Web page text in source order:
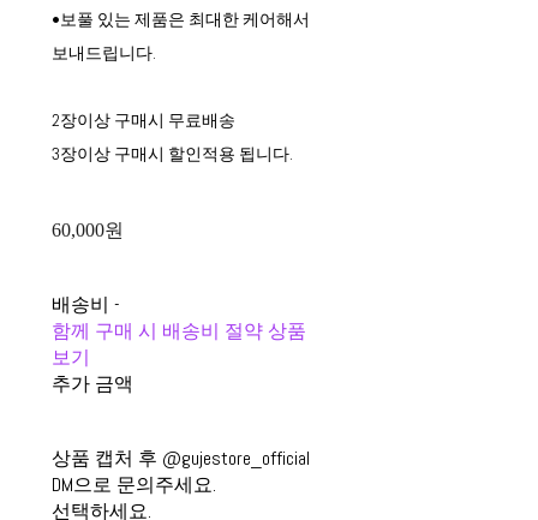
•보풀 있는 제품은 최대한 케어해서
보내드립니다.
2장이상 구매시 무료배송
3장이상 구매시 할인적용 됩니다.
60,000원
배송비 -
함께 구매 시 배송비 절약 상품
보기
추가 금액
상품 캡처 후 @gujestore_official
DM으로 문의주세요.
선택하세요.